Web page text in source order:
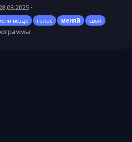
везде голос меняй свой